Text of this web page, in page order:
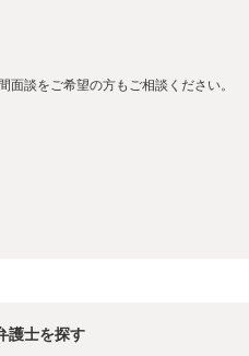
談をご希望の方もご相談ください。
護士を探す